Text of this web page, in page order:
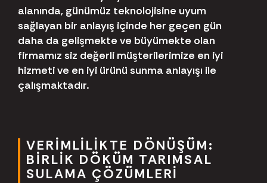
alanında, günümüz teknolojisine uyum
sağlayan bir anlayış içinde her geçen gün
daha da gelişmekte ve büyümekte olan
firmamız siz değerli müşterilerimize en iyi
hizmeti ve en iyi ürünü sunma anlayışı ile
çalışmaktadır.
VERIMLILIKTE DÖNÜŞÜM:
BIRLIK DÖKÜM TARIMSAL
SULAMA ÇÖZÜMLERI